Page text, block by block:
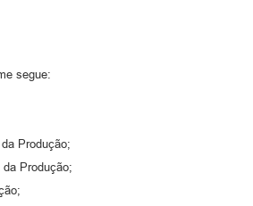
segue:
Produção;
Produção;